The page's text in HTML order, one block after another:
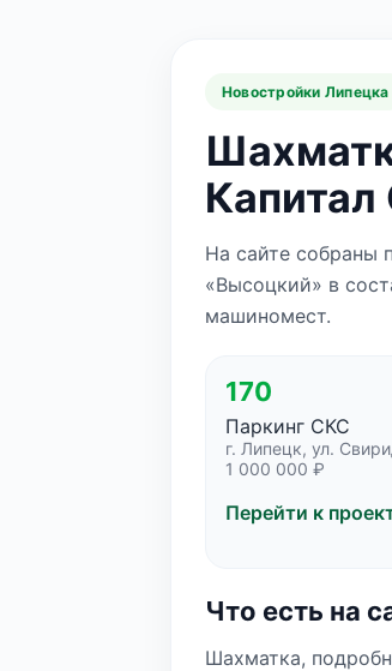
Новостройки Липецка
Капитал
На сайте собраны
«Высоцкий» в
машиномест.
170
Паркинг СКС
г. Липецк, ул.
1 000 000 ₽
Перейти к
Что есть на
Шахматка,